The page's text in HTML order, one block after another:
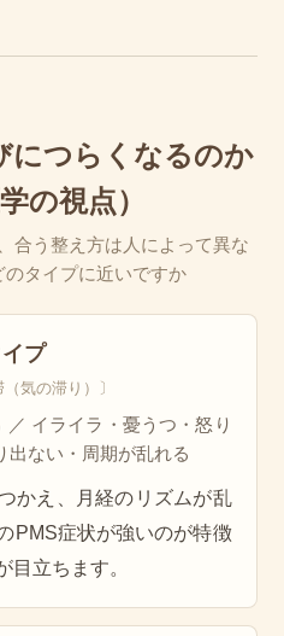
につらくなるのか
の視点）
合う整え方は人によって異な
のタイプに近いですか
プ
気の滞り）〕
イライラ・憂うつ・怒り
出ない・周期が乱れる
かえ、月経のリズムが乱
PMS症状が強いのが特徴
目立ちます。